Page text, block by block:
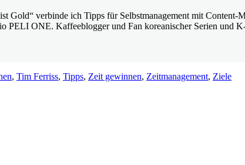
Gold“ verbinde ich Tipps für Selbstmanagement mit
PELI ONE. Kaffeeblogger und Fan koreanischer Serien und
, Tim Ferriss, Tipps, Zeit gewinnen, Zeitmanagement, Ziele